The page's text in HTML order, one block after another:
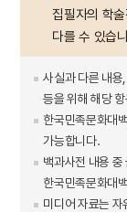
집필자의 학
다를 수 있습
사실과 다른 내용
등을 위해 해당
한국민족문화대
가능합니다.
백과사전 내용
한국민족문화대
미디어 자료는 자